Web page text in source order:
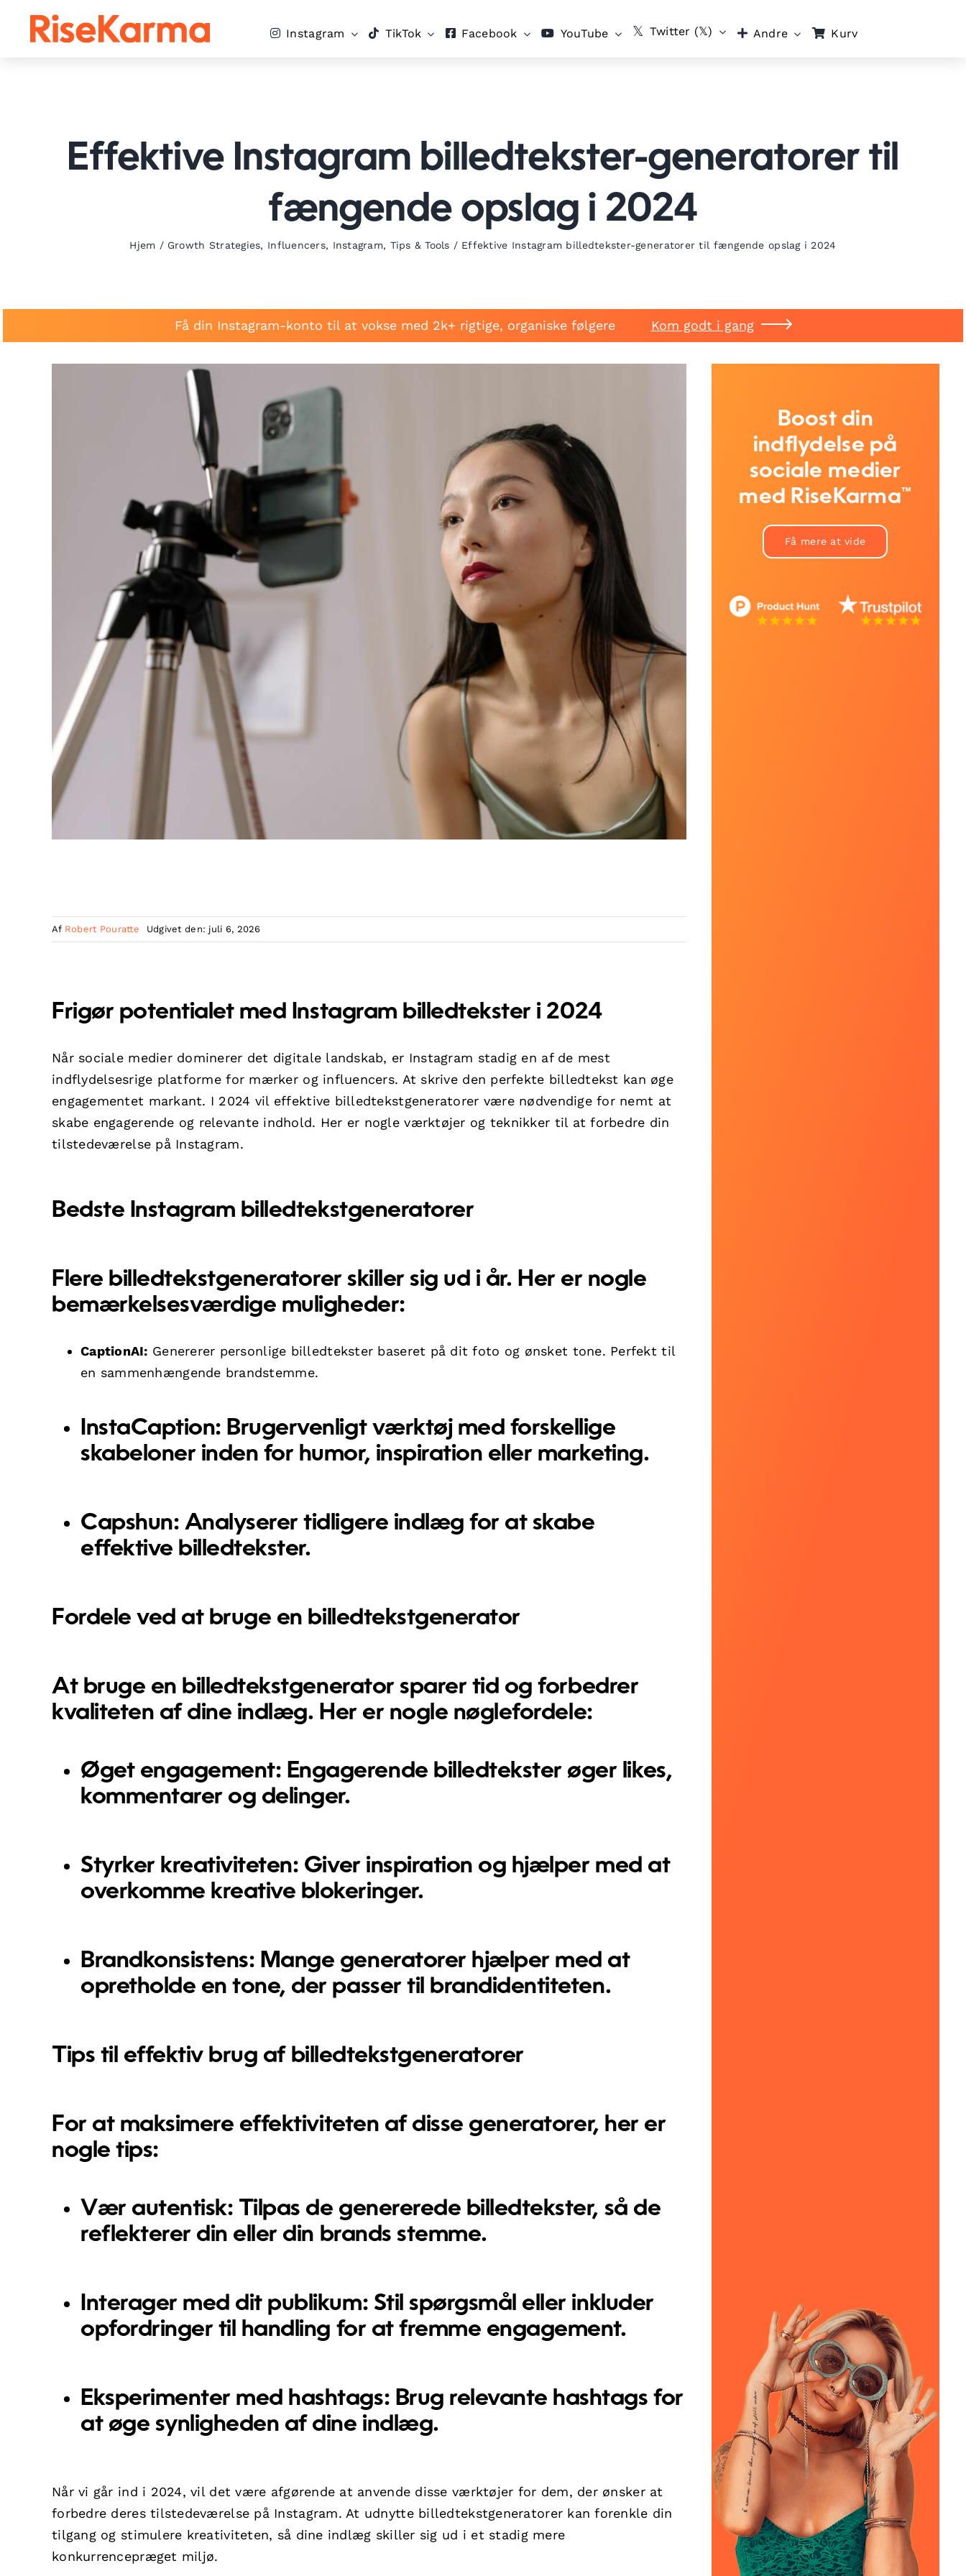
Instagram TikTok Facebook YouTube Twitter (𝕏) Andre Kurv
Effektive Instagram billedtekster-generatorer til
fængende opslag i 2024
Hjem / Growth Strategies, Influencers, Instagram, Tips & Tools / Effektive Instagram billedtekster-generatorer til fængende opslag i 2024
Få din Instagram-konto til at vokse med 2k+ rigtige, organiske følgere Kom godt i gang
Af Robert Pouratte Udgivet den: juli 6, 2026
Frigør potentialet med Instagram billedtekster i 2024
Når sociale medier dominerer det digitale landskab, er Instagram stadig en af de mest
indflydelsesrige platforme for mærker og influencers. At skrive den perfekte billedtekst kan øge
engagementet markant. I 2024 vil effektive billedtekstgeneratorer være nødvendige for nemt at
skabe engagerende og relevante indhold. Her er nogle værktøjer og teknikker til at forbedre din
tilstedeværelse på Instagram.
Bedste Instagram billedtekstgeneratorer
Flere billedtekstgeneratorerskiller sig ud i år. Her er nogle
bemærkelsesværdige muligheder:
CaptionAI: Genererer personlige billedtekster baseret på dit foto og ønsket tone. Perfekt til
en sammenhængende brandstemme.
InstaCaption: Brugervenligt værktøj med forskellige
skabeloner inden for humor, inspiration eller marketing.
Capshun: Analyserer tidligere indlæg for at skabe
effektive billedtekster.
Fordele ved at bruge en billedtekstgenerator
At bruge en billedtekstgenerator sparer tid og forbedrer
kvaliteten af dine indlæg. Her er nogle nøglefordele:
Øget engagement: Engagerende billedtekster øger likes,
kommentarer og delinger.
Styrker kreativiteten: Giver inspiration og hjælper med at
overkomme kreative blokeringer.
Brandkonsistens: Mange generatorer hjælper med at
opretholde en tone, der passer til brandidentiteten.
Tips til effektiv brug af billedtekstgeneratorer
For at maksimere effektiviteten af disse generatorer, her er
nogle tips:
Vær autentisk: Tilpas de genererede billedtekster, så de
reflekterer din eller din brands stemme.
Interager med dit publikum: Stil spørgsmål eller inkluder
opfordringer til handling for at fremme engagement.
Eksperimenter med hashtags: Brug relevante hashtags for
at øge synligheden af dine indlæg.
Når vi går ind i 2024, vil det være afgørende at anvende disse værktøjer for dem, der ønsker at
forbedre deres tilstedeværelse på Instagram. At udnytte billedtekstgeneratorer kan forenkle din
tilgang og stimulere kreativiteten, så dine indlæg skiller sig ud i et stadig mere
konkurrencepræget miljø.
Boost din
indflydelse på
sociale medier
med RiseKarma™
Få mere at vide